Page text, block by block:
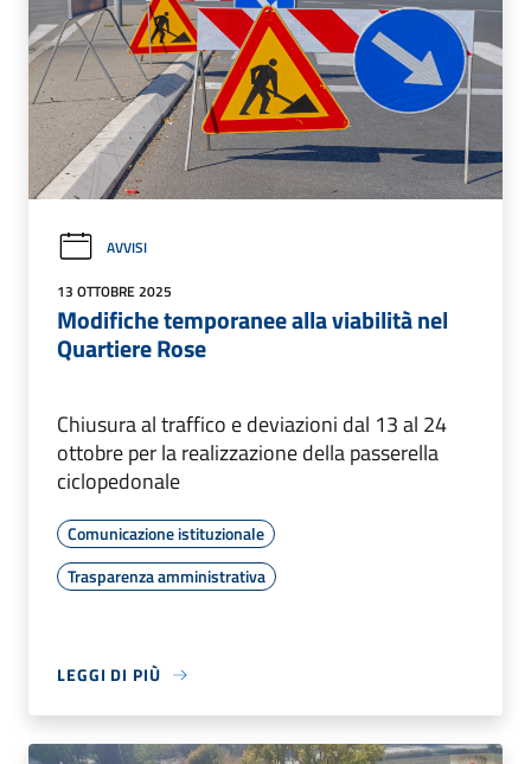
AVVISI
13 OTTOBRE 2025
Modifiche temporanee alla viabilità nel
Quartiere Rose
Chiusura al traffico e deviazioni dal 13 al 24
ottobre per la realizzazione della passerella
ciclopedonale
Comunicazione istituzionale
Trasparenza amministrativa
LEGGI DI PIÙ